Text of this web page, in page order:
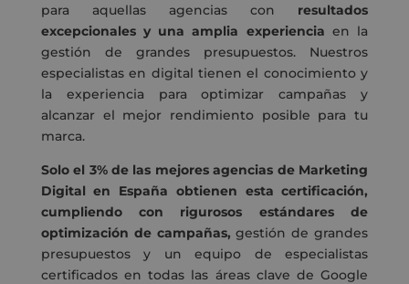
para aquellas agencias con resultados
excepcionales y una amplia experiencia en la
gestión de grandes presupuestos. Nuestros
especialistas en digital tienen el conocimiento y
la experiencia para optimizar campañas y
alcanzar el mejor rendimiento posible para tu
marca.
Solo el 3% de las mejores agencias de Marketing
Digital en España obtienen esta certificación,
cumpliendo con rigurosos estándares de
optimización de campañas, gestión de grandes
presupuestos y un equipo de especialistas
certificados en todas las áreas clave de Google